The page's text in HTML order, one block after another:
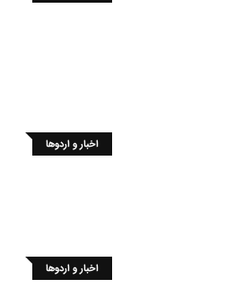
اخبار و اردوها
اخبار و اردوها